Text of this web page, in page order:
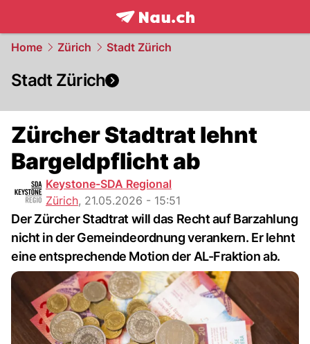
frontpage.NAU.ch
Home Zürich Stadt Zürich
Stadt Zürich
Zürcher Stadtrat lehnt
Bargeldpflicht ab
Keystone-SDA Regional
Zürich, 21.05.2026 - 15:51
Der Zürcher Stadtrat will das Recht auf Barzahlung
nicht in der Gemeindeordnung verankern. Er lehnt
eine entsprechende Motion der AL-Fraktion ab.